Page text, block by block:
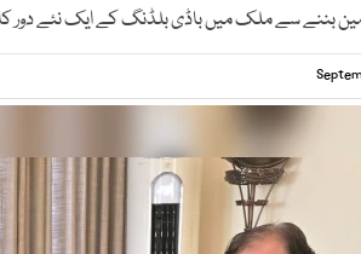
بننے سے ملک میں باڈی بلڈنگ کے ایک نئے دور